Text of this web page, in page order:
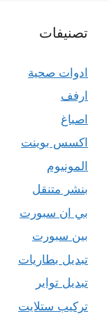
تصنيفات
ادوات صحية
ارفف
اصباغ
اكسس بوينت
المونيوم
بنشر متنقل
بي ان سبورت
بين سبورت
تبديل بطاريات
تبديل تواير
تركيب ستلايت